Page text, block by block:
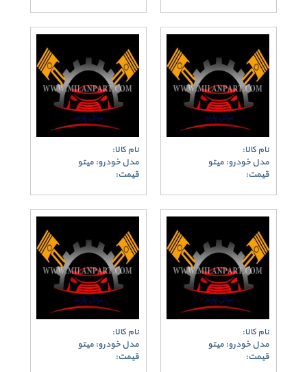
نام کالا:
مدل خودرو: میتو
قیمت:
نام کالا:
مدل خودرو: میتو
قیمت:
نام کالا:
مدل خودرو: میتو
قیمت:
نام کالا:
مدل خودرو: میتو
قیمت: